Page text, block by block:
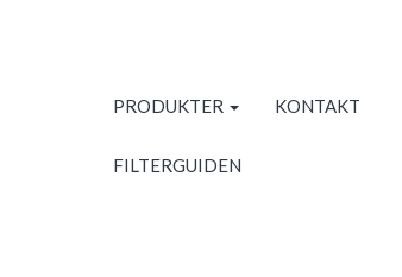
PRODUKTER KONTAKT
FILTERGUIDEN